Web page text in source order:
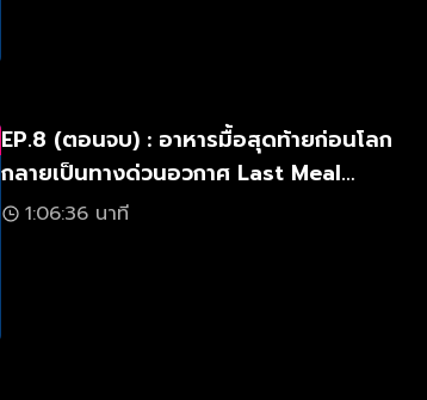
EP.8 (ตอนจบ) : อาหารมื้อสุดท้ายก่อนโลก
กลายเป็นทางด่วนอวกาศ Last Meal
Universe
1:06:36 นาที